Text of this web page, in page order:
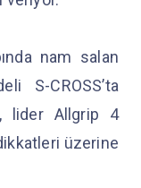
nam salan
S-CROSS’ta
lider Allgrip 4
üzerine